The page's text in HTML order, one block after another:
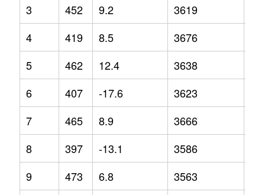
3
452 9.2 3619
4
419 8.5 3676
5
462 12.4 3638
6
407 -17.6 3623
7
465 8.9 3666
8
397 -13.1 3586
9
473 6.8 3563